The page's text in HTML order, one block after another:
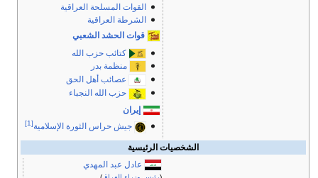
القوات المسلحة العراقية
الشرطة العراقية
قوات الحشد الشعبي
كتائب حزب الله
منظمة بدر
عصائب أهل الحق
حزب الله النجباء
إيران
جيش حراس الثورة الإسلامية[1]
الشخصيات الرئيسية
عادل عبد المهدي